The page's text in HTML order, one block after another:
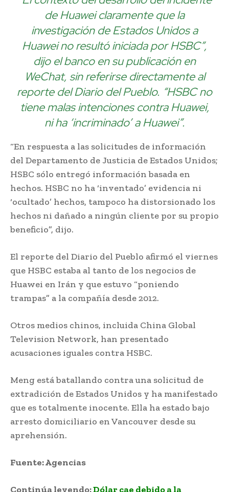
de Huawei claramente que la
investigación de Estados Unidos a
Huawei no resultó iniciada por HSBC”,
dijo el banco en su publicación en
WeChat, sin referirse directamente al
reporte del Diario del Pueblo. “HSBC no
tiene malas intenciones contra Huawei,
ni ha ‘incriminado’ a Huawei”.
“En respuesta a las solicitudes de información
del Departamento de Justicia de Estados Unidos;
HSBC sólo entregó información basada en
hechos. HSBC no ha ‘inventado’ evidencia ni
‘ocultado’ hechos, tampoco ha distorsionado los
hechos ni dañado a ningún cliente por su propio
beneficio”, dijo.
El reporte del Diario del Pueblo afirmó el viernes
que HSBC estaba al tanto de los negocios de
Huawei en Irán y que estuvo “poniendo
trampas” a la compañía desde 2012.
Otros medios chinos, incluida China Global
Television Network, han presentado
acusaciones iguales contra HSBC.
Meng está batallando contra una solicitud de
extradición de Estados Unidos y ha manifestado
que es totalmente inocente. Ella ha estado bajo
arresto domiciliario en Vancouver desde su
aprehensión.
Fuente: Agencias
Continúa leyendo:Dólar cae debido a la